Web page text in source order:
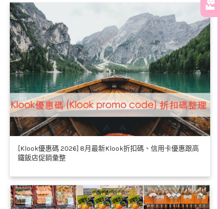
[Klook優惠碼 2026] 8月最新Klook折扣碼、信用卡優惠跟高
鐵飯店促銷彙整